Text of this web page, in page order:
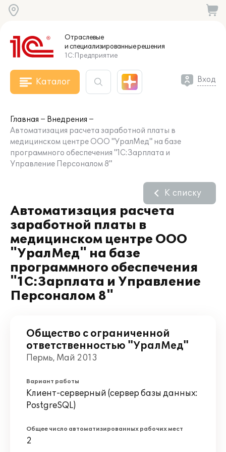
Отраслевые
и специализированныерешения
1С:Предприятие
Каталог Вход
Главная
Внедрения
Автоматизация расчета заработной платы в
медицинском центре ООО "УралМед" на базе
программного обеспечения "1С:Зарплата и
Управление Персоналом 8"
Автоматизация расчета
заработной платы в
медицинском центре ООО
"УралМед" на базе
программного обеспечения
"1С:Зарплата и Управление
Персоналом 8"
К списку
Общество с ограниченной
ответственностью "УралМед"
Пермь, Май 2013
Вариант работы
Клиент-серверный (сервер базы данных:
PostgreSQL)
Общее число автоматизированных рабочих мест
2